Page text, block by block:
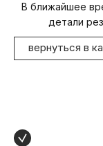
В ближайшее
детали
вернуться в